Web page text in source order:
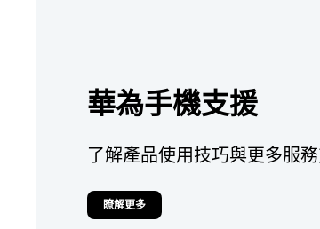
華為手機支援
了解產品使用技巧與更多服
瞭解更多